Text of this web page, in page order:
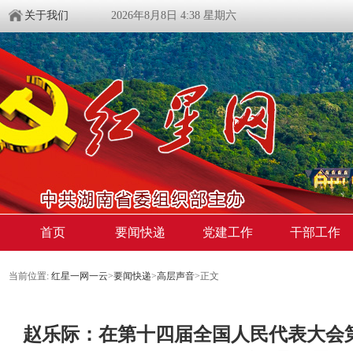
关于我们 2026年8月8日 4:38 星期六
首页 要闻快递 党建工作 干部工作
当前位置: 红星一网一云>要闻快递>高层声音>正文
赵乐际：在第十四届全国人民代表大会